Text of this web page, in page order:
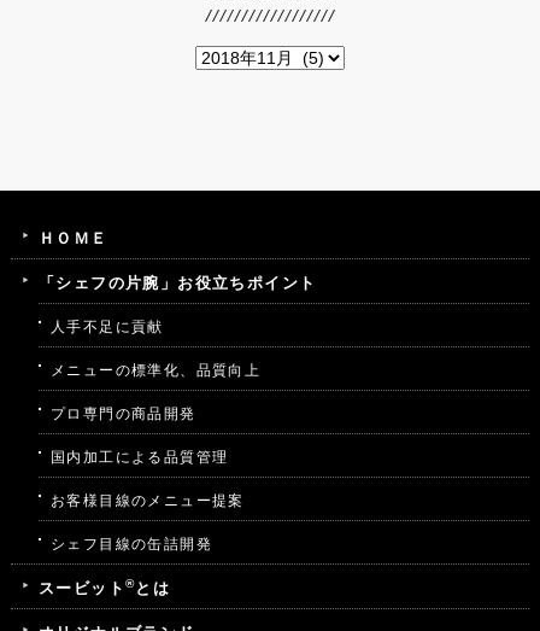
ＨＯＭＥ
「シェフの片腕」お役立ちポイント
人手不足に貢献
メニューの標準化、品質向上
プロ専門の商品開発
国内加工による品質管理
お客様目線のメニュー提案
シェフ目線の缶詰開発
スービット ®とは